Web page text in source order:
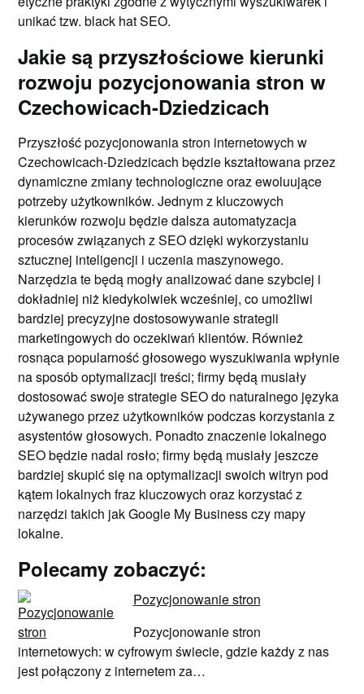
unikać tzw. black hat SEO.
Jakie są przyszłościowe kierunki
rozwoju pozycjonowania stron w
Czechowicach-Dziedzicach
Przyszłość pozycjonowania stron internetowych w
Czechowicach-Dziedzicach będzie kształtowana przez
dynamiczne zmiany technologiczne oraz ewoluujące
potrzeby użytkowników. Jednym z kluczowych
kierunków rozwoju będzie dalsza automatyzacja
procesów związanych z SEO dzięki wykorzystaniu
sztucznej inteligencji i uczenia maszynowego.
Narzędzia te będą mogły analizować dane szybciej i
dokładniej niż kiedykolwiek wcześniej, co umożliwi
bardziej precyzyjne dostosowywanie strategii
marketingowych do oczekiwań klientów. Również
rosnąca popularność głosowego wyszukiwania wpłynie
na sposób optymalizacji treści; firmy będą musiały
dostosować swoje strategie SEO do naturalnego języka
używanego przez użytkowników podczas korzystania z
asystentów głosowych. Ponadto znaczenie lokalnego
SEO będzie nadal rosło; firmy będą musiały jeszcze
bardziej skupić się na optymalizacji swoich witryn pod
kątem lokalnych fraz kluczowych oraz korzystać z
narzędzi takich jak Google My Business czy mapy
lokalne.
Polecamy zobaczyć:
Pozycjonowanie stron
Pozycjonowanie stron
internetowych: w cyfrowym świecie, gdzie każdy z nas
jest połączony z internetem za…